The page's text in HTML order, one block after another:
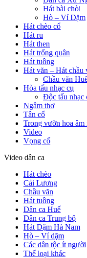
Hát bài chòi
Hò – Ví Dặm
Hát chèo cổ
Hát ru
Hát then
Hát trống quân
Hát tuồng
Hát văn – Hát chầu
Chầu văn
Hòa tấu nhạc cụ
Độc tấu nhạc
Ngâm thơ
Tân cổ
Trong vườn hoa âm
Video
Vọng cổ
Video dân ca
Hát chèo
Cải Lương
Chầu văn
Hát tuồng
Dân ca Huế
Dân ca Trung bộ
Hát Dặm Hà Nam
Hò – Ví dặm
Các dân tộc ít người
Thể loại khác